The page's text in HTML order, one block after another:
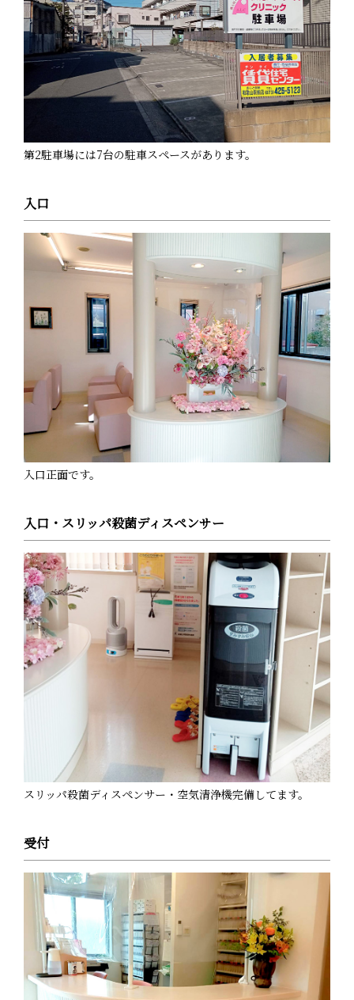
第2駐車場には7台の駐車スペースがあります。
入口
入口正面です。
入口・スリッパ殺菌ディスペンサー
スリッパ殺菌ディスペンサー・空気清浄機完備してます。
受付